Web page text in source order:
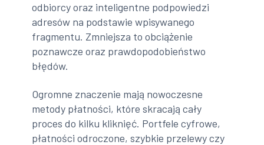
odbiorcy oraz inteligentne podpowiedzi
adresów na podstawie wpisywanego
fragmentu. Zmniejsza to obciążenie
poznawcze oraz prawdopodobieństwo
błędów.
Ogromne znaczenie mają nowoczesne
metody płatności, które skracają cały
proces do kilku kliknięć. Portfele cyfrowe,
płatności odroczone, szybkie przelewy czy